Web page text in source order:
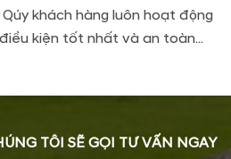
khách hàng luôn hoạt động
kiện tốt nhất và an toàn...
TÔI SẼ GỌI TƯ VẤN NGAY